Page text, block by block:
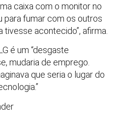
caixa com o monitor no
para fumar com os outros
acontecido”, afirma.
é um “desgaste
mudaria de emprego.
que seria o lugar do